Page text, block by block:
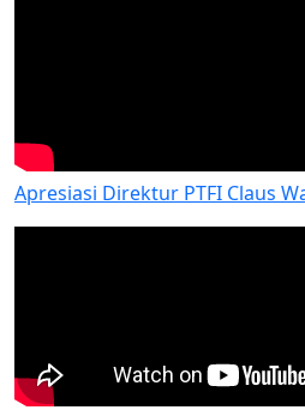
Apresiasi Direktur PTFI Claus